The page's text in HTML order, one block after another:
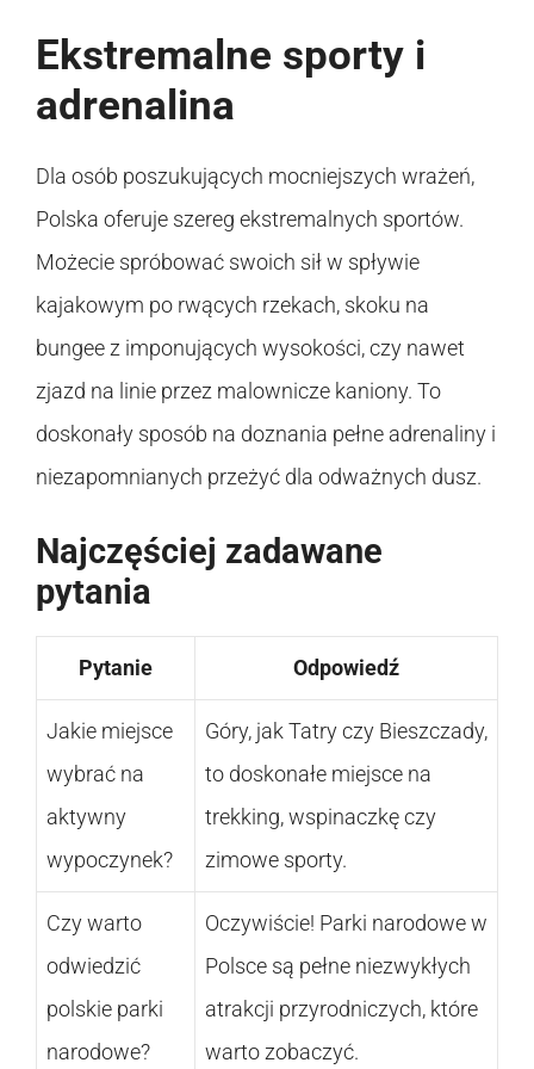
Ekstremalne sporty i
adrenalina
Dla osób poszukujących mocniejszych wrażeń,
Polska oferuje szereg ekstremalnych sportów.
Możecie spróbować swoich sił w spływie
kajakowym po rwących rzekach, skoku na
bungee z imponujących wysokości, czy nawet
zjazd na linie przez malownicze kaniony. To
doskonały sposób na doznania pełne adrenaliny i
niezapomnianych przeżyć dla odważnych dusz.
Najczęściej zadawane
pytania
Pytanie Odpowiedź
Jakie miejsce
wybrać na
aktywny
wypoczynek?
Góry, jak Tatry czy Bieszczady,
to doskonałe miejsce na
trekking, wspinaczkę czy
zimowe sporty.
Czy warto
odwiedzić
polskie parki
narodowe?
Oczywiście! Parki narodowe w
Polsce są pełne niezwykłych
atrakcji przyrodniczych, które
warto zobaczyć.